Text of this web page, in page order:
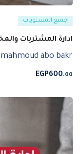
جميع المستويات
ادارة المشتريات
mahmoud abo bakr
EGP600.00